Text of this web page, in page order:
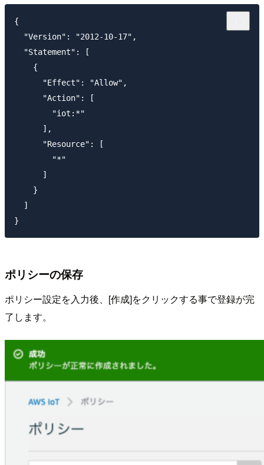
{
  "Version": "2012-10-17",
  "Statement": [
    {
      "Effect": "Allow",
      "Action": [
        "iot:*"
      ],
      "Resource": [
        "*"
      ]
    }
  ]
ポリシーの保存
ポリシー設定を入力後、[作成]をクリックする事で登録が完
了します。